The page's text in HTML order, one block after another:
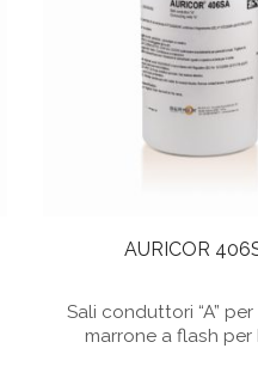
AURICOR
Sali conduttori “A”
marrone a flash